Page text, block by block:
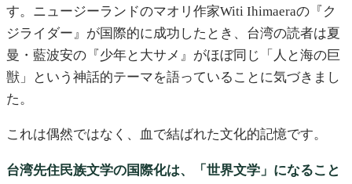
す。ニュージーランドのマオリ作家Witi Ihimaeraの『ク
ジライダー』が国際的に成功したとき、台湾の読者は夏
曼・藍波安の『少年と大サメ』がほぼ同じ「人と海の巨
獣」という神話的テーマを語っていることに気づきまし
た。
これは偶然ではなく、血で結ばれた文化的記憶です。
台湾先住民族文学の国際化は、「世界文学」になること